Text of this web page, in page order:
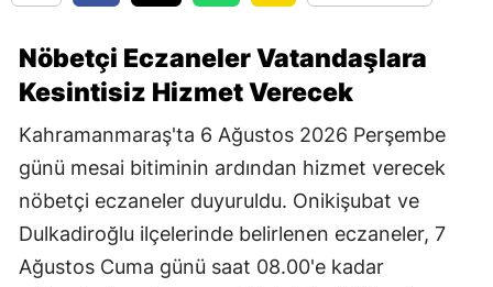
Nöbetçi Eczaneler Vatandaşlara
Kesintisiz Hizmet Verecek
Kahramanmaraş'ta 6 Ağustos 2026 Perşembe
günü mesai bitiminin ardından hizmet verecek
nöbetçi eczaneler duyuruldu. Onikişubat ve
Dulkadiroğlu ilçelerinde belirlenen eczaneler, 7
Ağustos Cuma günü saat 08.00'e kadar